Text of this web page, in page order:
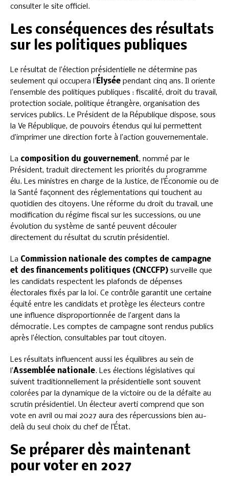
consulter le site officiel.
Les conséquences des résultats
sur les politiques publiques
Le résultat de l’élection présidentielle ne détermine pas
seulement qui occupera l’ Élysée pendant cinq ans. Il oriente
l’ensemble des politiques publiques : fiscalité, droit du travail,
protection sociale, politique étrangère, organisation des
services publics. Le Président de la République dispose, sous
la Ve République, de pouvoirs étendus qui lui permettent
d’imprimer une direction forte à l’action gouvernementale.
La composition du gouvernement, nommé par le
Président, traduit directement les priorités du programme
élu. Les ministres en charge de la Justice, de l’Économie ou de
la Santé façonnent des réglementations qui touchent au
quotidien des citoyens. Une réforme du droit du travail, une
modification du régime fiscal sur les successions, ou une
évolution du système de santé peuvent découler
directement du résultat du scrutin présidentiel.
La Commission nationale des comptes de campagne
et des financements politiques (CNCCFP) surveille que
les candidats respectent les plafonds de dépenses
électorales fixés par la loi. Ce contrôle garantit une certaine
équité entre les candidats et protège les électeurs contre
une influence disproportionnée de l’argent dans la
démocratie. Les comptes de campagne sont rendus publics
après l’élection, consultables par tout citoyen.
Les résultats influencent aussi les équilibres au sein de
l’Assemblée nationale. Les élections législatives qui
suivent traditionnellement la présidentielle sont souvent
colorées par la dynamique de la victoire ou de la défaite au
scrutin présidentiel. Un électeur averti comprend que son
vote en avril ou mai 2027 aura des répercussions bien au-
delà du seul choix du chef de l’État.
Se préparer dès maintenant
pour voter en 2027